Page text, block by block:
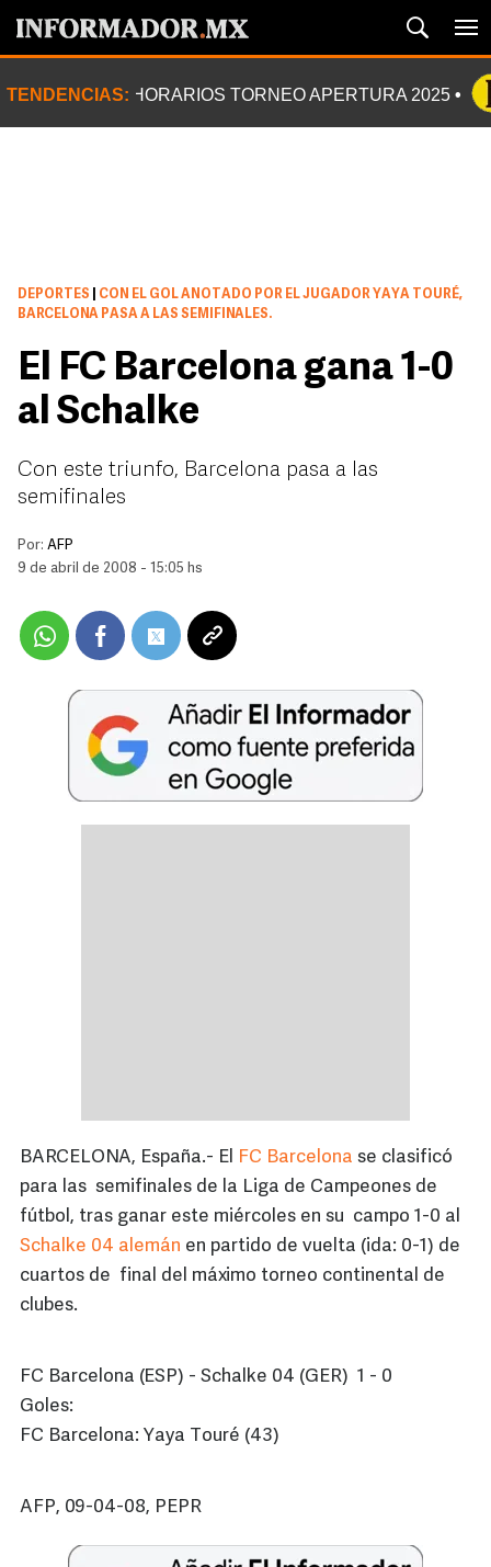
TENDENCIAS: HORARIOS TORNEO APERTURA 2025
DEPORTES
CON EL GOL ANOTADO POR EL JUGADOR YAYA TOURÉ,
BARCELONA PASA A LAS SEMIFINALES.
El FC Barcelona gana 1-0
al Schalke
Con este triunfo, Barcelona pasa a las
semifinales
Por: AFP
9 de abril de 2008 - 15:05 hs
BARCELONA, España.- El FC Barcelona se clasificó
para las semifinales de la Liga de Campeones de
fútbol, tras ganar este miércoles en su campo 1-0 al
Schalke 04 alemán en partido de vuelta (ida: 0-1) de
cuartos de final del máximo torneo continental de
clubes.
FC Barcelona (ESP) - Schalke 04 (GER) 1 - 0
Goles:
FC Barcelona: Yaya Touré (43)
AFP, 09-04-08, PEPR